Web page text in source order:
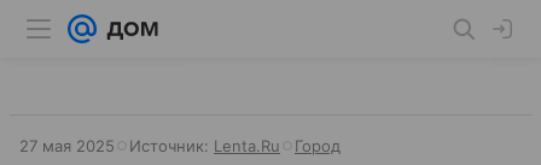
27 мая 2025 Источник: Lenta.Ru Город